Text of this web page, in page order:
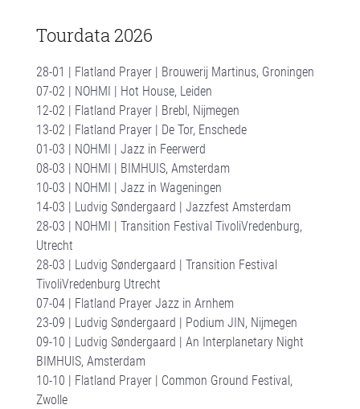
Tourdata 2026
28-01 | Flatland Prayer | Brouwerij Martinus, Groningen
07-02 | NOHMI | Hot House, Leiden
12-02 | Flatland Prayer | Brebl, Nijmegen
13-02 | Flatland Prayer | De Tor, Enschede
01-03 | NOHMI | Jazz in Feerwerd
08-03 | NOHMI | BIMHUIS, Amsterdam
10-03 | NOHMI | Jazz in Wageningen
14-03 | Ludvig Søndergaard | Jazzfest Amsterdam
28-03 | NOHMI | Transition Festival TivoliVredenburg,
Utrecht
28-03 | Ludvig Søndergaard | Transition Festival
TivoliVredenburg Utrecht
07-04 | Flatland Prayer Jazz in Arnhem
23-09 | Ludvig Søndergaard | Podium JIN, Nijmegen
09-10 | Ludvig Søndergaard | An Interplanetary Night
BIMHUIS, Amsterdam
10-10 | Flatland Prayer | Common Ground Festival,
Zwolle